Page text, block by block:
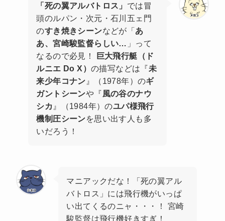
「死の翼アルバトロス」 では冒
頭のルパン・次元・石川五ェ門
のすき焼きシーンなどが「あ
あ、宮崎駿監督らしい… 」って
なるので必見！
巨大飛行艇（ド
ルニエ Do X）の描写などは『未
来少年コナン 』（1978年）のギ
ガントシーンや『 風の谷のナウ
シカ 』（1984年）のユパ様飛行
機制圧シーンを思い出す人も多
いだろう！
マニアックだな！「死の翼アル
バトロス」には飛行機がいっぱ
い出てくるのニャ・・・！ 宮崎
駿監督は飛行機好きすぎ！